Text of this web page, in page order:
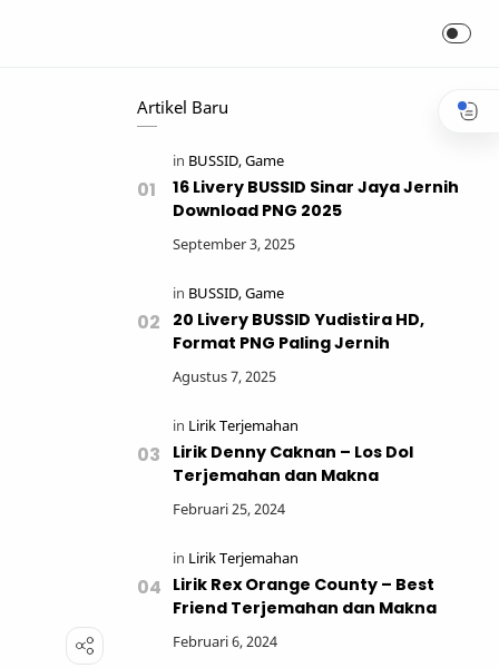
Artikel Baru
16 Livery BUSSID Sinar Jaya Jernih
Download PNG 2025
20 Livery BUSSID Yudistira HD,
Format PNG Paling Jernih
Lirik Denny Caknan – Los Dol
Terjemahan dan Makna
Lirik Rex Orange County – Best
Friend Terjemahan dan Makna